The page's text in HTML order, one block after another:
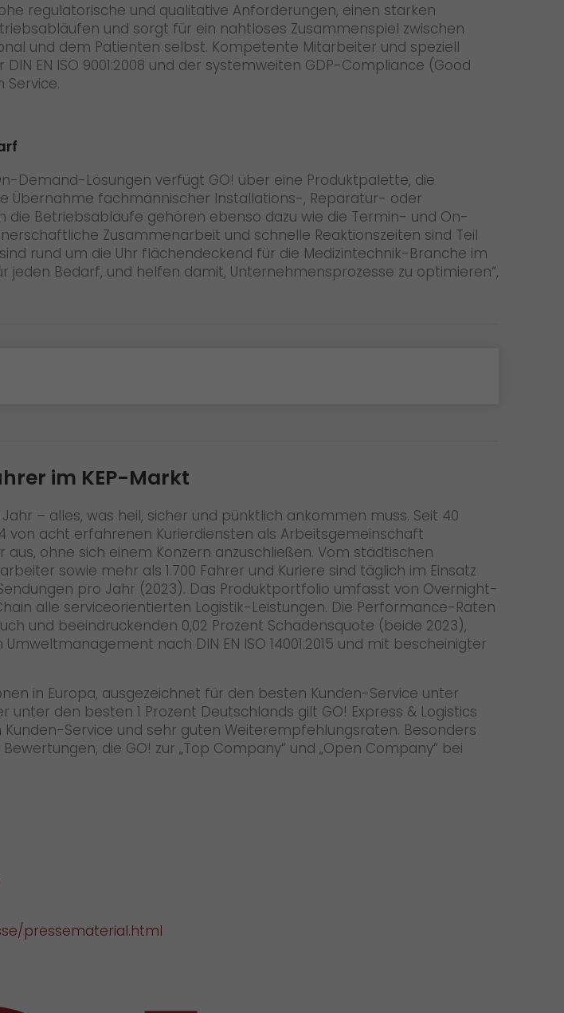
regulatorische und qualitative Anforderungen, einen starken
und sorgt für ein nahtloses Zusammenspiel zwischen
und dem Patienten selbst. Kompetente Mitarbeiter und speziell
EN ISO 9001:2008 und der systemweiten GDP-Compliance (Good
Demand-Lösungen verfügt GO! über eine Produktpalette, die
Übernahme fachmännischer Installations-, Reparatur- oder
Betriebsabläufe gehören ebenso dazu wie die Termin- und On-
Zusammenarbeit und schnelle Reaktionszeiten sind Teil
rund um die Uhr flächendeckend für die Medizintechnik-Branche im
jeden Bedarf, und helfen damit, Unternehmensprozesse zu optimieren“,
im KEP-Markt
– alles, was heil, sicher und pünktlich ankommen muss. Seit 40
von acht erfahrenen Kurierdiensten als Arbeitsgemeinschaft
ohne sich einem Konzern anzuschließen. Vom städtischen
sowie mehr als 1.700 Fahrer und Kuriere sind täglich im Einsatz
pro Jahr (2023). Das Produktportfolio umfasst von Overnight-
alle serviceorientierten Logistik-Leistungen. Die Performance-Raten
und beeindruckenden 0,02 Prozent Schadensquote (beide 2023),
nach DIN EN ISO 14001:2015 und mit bescheinigter
in Europa, ausgezeichnet für den besten Kunden-Service unter
den besten 1 Prozent Deutschlands gilt GO! Express & Logistics
Service und sehr guten Weiterempfehlungsraten. Besonders
die GO! zur „Top Company“ und „Open Company“ bei
pressematerial.html